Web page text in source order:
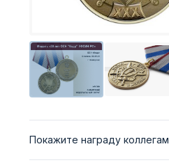
Покажите награду коллегам